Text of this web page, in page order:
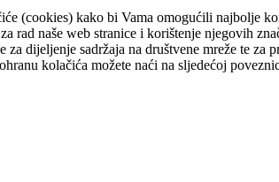
(cookies) kako bi Vama omogućili najbolje
rad naše web stranice i korištenje njegovih
dijeljenje sadržaja na društvene mreže te za
kolačića možete naći na sljedećoj